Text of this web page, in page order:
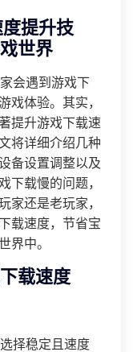
提升技
世界
会遇到游戏下
戏体验。其实，
提升游戏下载速
将详细介绍几种
备设置调整以及
下载慢的问题，
家还是老玩家，
载速度，节省宝
界中。
载速度
择稳定且速度